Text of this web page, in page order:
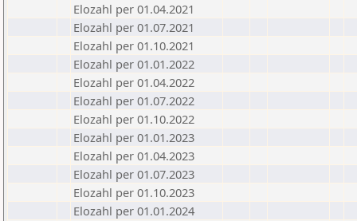
Elozahl per 01.04.2021
Elozahl per 01.07.2021
Elozahl per 01.10.2021
Elozahl per 01.01.2022
Elozahl per 01.04.2022
Elozahl per 01.07.2022
Elozahl per 01.10.2022
Elozahl per 01.01.2023
Elozahl per 01.04.2023
Elozahl per 01.07.2023
Elozahl per 01.10.2023
Elozahl per 01.01.2024